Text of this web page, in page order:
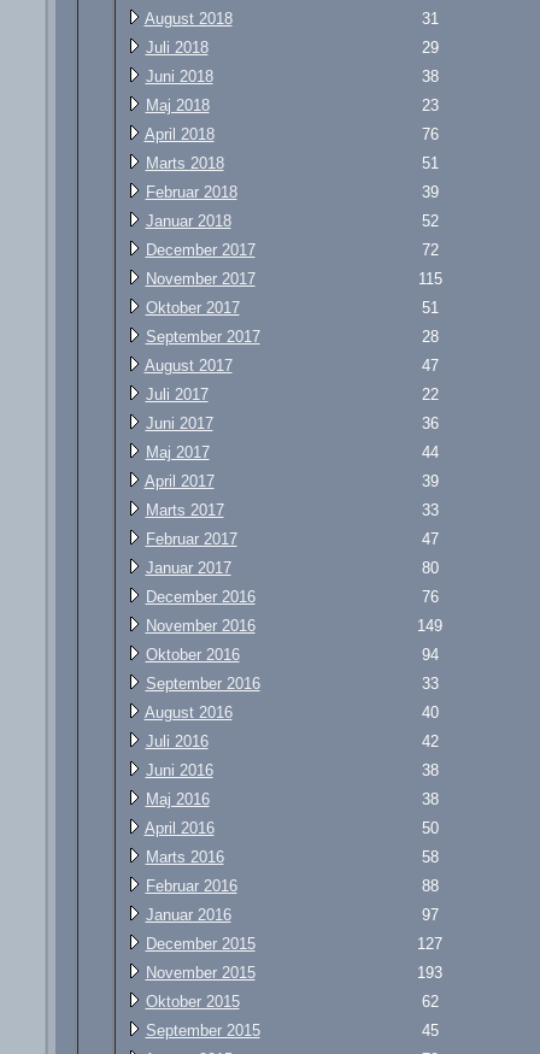
August 2018
31
Juli 2018
29
Juni 2018
38
Maj 2018
23
April 2018
76
Marts 2018
51
Februar 2018
39
Januar 2018
52
December 2017
72
November 2017
115
Oktober 2017
51
September 2017
28
August 2017
47
Juli 2017
22
Juni 2017
36
Maj 2017
44
April 2017
39
Marts 2017
33
Februar 2017
47
Januar 2017
80
December 2016
76
November 2016
149
Oktober 2016
94
September 2016
33
August 2016
40
Juli 2016
42
Juni 2016
38
Maj 2016
38
April 2016
50
Marts 2016
58
Februar 2016
88
Januar 2016
97
December 2015
127
November 2015
193
Oktober 2015
62
September 2015
45